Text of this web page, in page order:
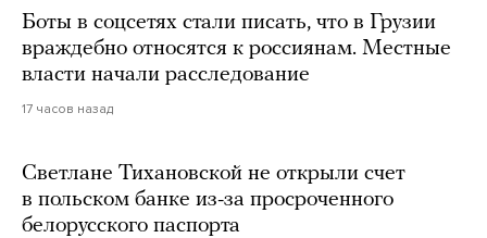
Боты в соцсетях стали писать, что в Грузии
враждебно относятся к россиянам. Местные
власти начали расследование
17 часов назад
Светлане Тихановской не открыли счет
в польском банке из-за просроченного
белорусского паспорта